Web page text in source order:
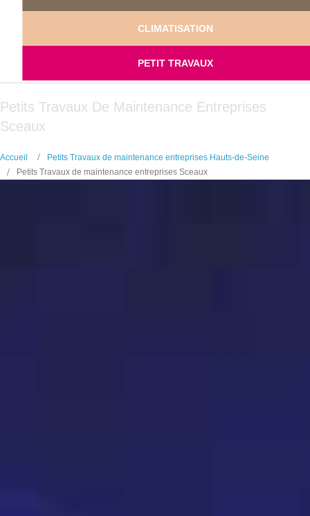
CLIMATISATION
PETIT TRAVAUX
Petits Travaux De Maintenance Entreprises
Sceaux
Accueil
Petits Travaux de maintenance entreprises Hauts-de-Seine
Petits Travaux de maintenance entreprises Sceaux